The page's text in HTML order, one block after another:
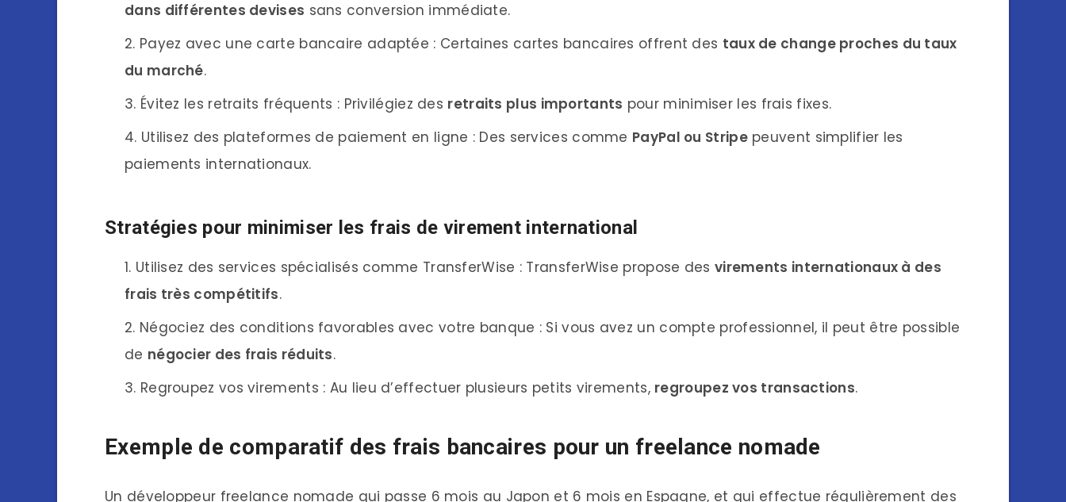
dans différentes devises sans conversion immédiate.
Payez avec une carte bancaire adaptée : Certaines cartes bancaires offrent des taux de change proches du taux
du marché.
Évitez les retraits fréquents : Privilégiez des retraits plus importants pour minimiser les frais fixes.
Utilisez des plateformes de paiement en ligne : Des services comme PayPal ou Stripepeuvent simplifier les
paiements internationaux.
Stratégies pour minimiser les frais de virement international
Utilisez des services spécialisés comme TransferWise : TransferWise propose des virements internationaux à des
frais très compétitifs.
Négociez des conditions favorables avec votre banque : Si vous avez un compte professionnel, il peut être possible
de négocier des frais réduits.
Regroupez vos virements : Au lieu d’effectuer plusieurs petits virements, regroupez vos transactions.
Exemple de comparatif des frais bancaires pour un freelance nomade
Un développeur freelance nomade qui passe 6 mois au Japon et 6 mois en Espagne, et qui effectue régulièrement des